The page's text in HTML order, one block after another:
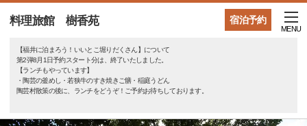
宿泊予約
料理旅館 樹香苑
MENU
【福井に泊まろう！いいとこ堀りだくさん】について
第2弾8月1日予約スタート分は、終了いたしました。
【ランチもやっています】
・陶芸の釜めし・若狭牛のすき焼きご膳・稲庭うどん
陶芸村散策の後に、ランチをどうぞ！ご予約お待ちしております。